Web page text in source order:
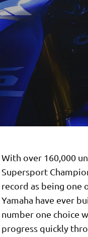
With over 160,000
Supersport
record as being one
Yamaha have ever
number one choice
progress quickly